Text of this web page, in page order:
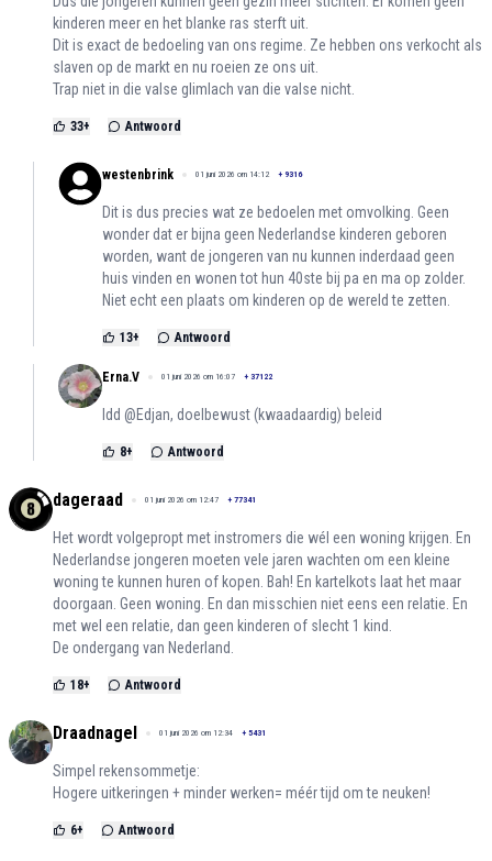
kinderen meer en het blanke ras sterft uit.
Dit is exact de bedoeling van ons regime. Ze hebben ons verkocht als
slaven op de markt en nu roeien ze ons uit.
Trap niet in die valse glimlach van die valse nicht.
33+ Antwoord
westenbrink 01 juni 2026 om 14:12 + 9316
Dit is dus precies wat ze bedoelen met omvolking. Geen
wonder dat er bijna geen Nederlandse kinderen geboren
worden, want de jongeren van nu kunnen inderdaad geen
huis vinden en wonen tot hun 40ste bij pa en ma op zolder.
Niet echt een plaats om kinderen op de wereld te zetten.
13+ Antwoord
Erna.V 01 juni 2026 om 16:07 + 37122
Idd @Edjan, doelbewust (kwaadaardig) beleid
8+ Antwoord
dageraad 01 juni 2026 om 12:47 + 77341
Het wordt volgepropt met instromers die wél een woning krijgen. En
Nederlandse jongeren moeten vele jaren wachten om een kleine
woning te kunnen huren of kopen. Bah! En kartelkots laat het maar
doorgaan. Geen woning. En dan misschien niet eens een relatie. En
met wel een relatie, dan geen kinderen of slecht 1 kind.
De ondergang van Nederland.
18+ Antwoord
Draadnagel 01 juni 2026 om 12:34 + 5431
Simpel rekensommetje:
Hogere uitkeringen + minder werken= méér tijd om te neuken!
6+ Antwoord